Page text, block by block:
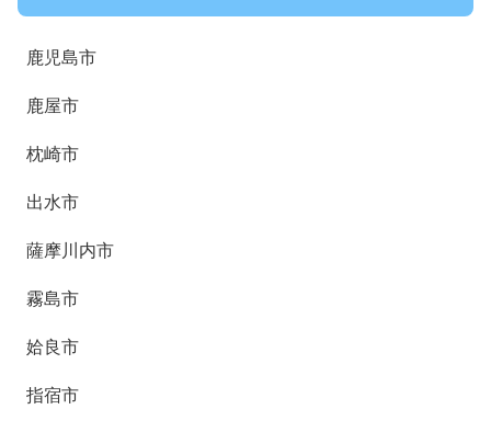
鹿児島市
鹿屋市
枕崎市
出水市
薩摩川内市
霧島市
姶良市
指宿市